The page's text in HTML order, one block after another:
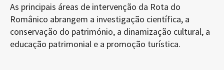
As principais áreas de intervenção da Rota do
Românico abrangem a investigação científica, a
conservação do património, a dinamização cultural, a
educação patrimonial e a promoção turística.